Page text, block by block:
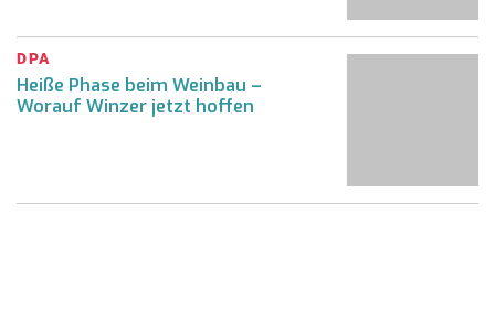
DPA
Heiße Phase beim Weinbau –
Worauf Winzer jetzt hoffen